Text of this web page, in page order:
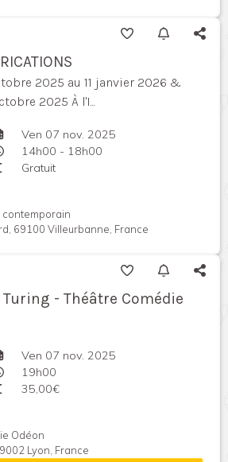
2025 au 11 janvier 2026 &
2025 À l'I...
Ven 07 nov. 2025
14h00 - 18h00
Gratuit
contemporain
69100 Villeurbanne, France
- Théâtre Comédie
Ven 07 nov. 2025
19h00
35,00€
Odéon
Lyon, France